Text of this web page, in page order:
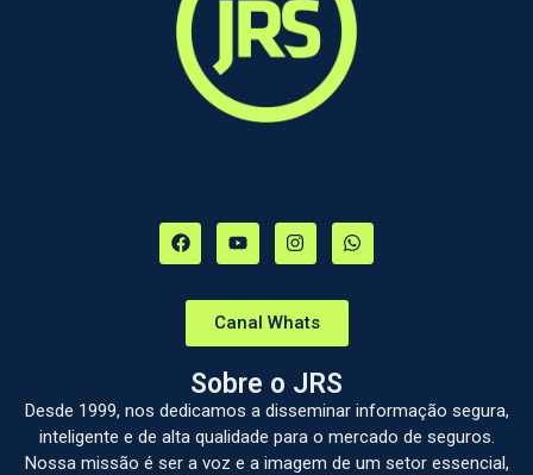
Canal Whats
Sobre o JRS
Desde 1999, nos dedicamos a disseminar informação segura,
inteligente e de alta qualidade para o mercado de seguros.
Nossa missão é ser a voz e a imagem de um setor essencial,